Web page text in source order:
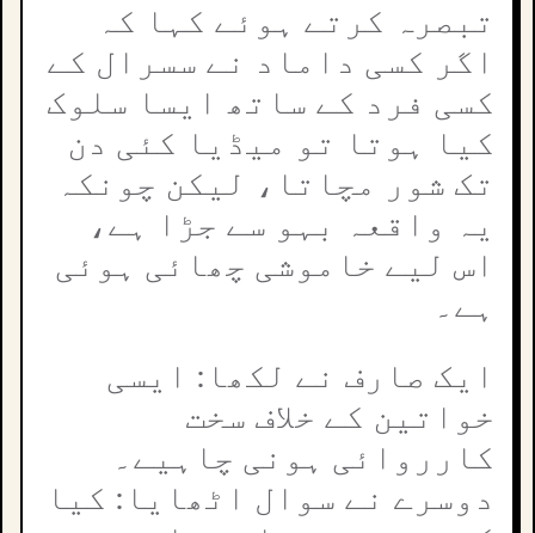
تبصرہ کرتے ہوئے کہا کہ
اگر کسی داماد نے سسرال کے
کسی فرد کے ساتھ ایسا سلوک
کیا ہوتا تو میڈیا کئی دن
تک شور مچاتا، لیکن چونکہ
یہ واقعہ بہو سے جڑا ہے،
اس لیے خاموشی چھائی ہوئی
ہے۔
ایک صارف نے لکھا: ایسی
خواتین کے خلاف سخت
کارروائی ہونی چاہیے۔
دوسرے نے سوال اٹھایا: کیا